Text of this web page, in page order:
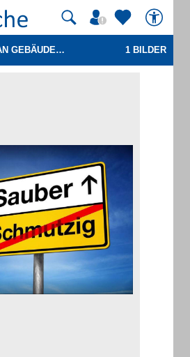
H-C HAPPY CLEAN GEBÄUDEREINIGUNG 1 BILDER